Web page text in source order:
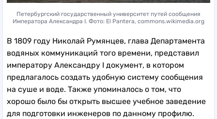
Петербургский государственный университет путей сообщения
Императора Александра I. Фото: El Pantera, commons.wikimedia.org
В 1809 году Николай Румянцев, глава Департамента
водяных коммуникаций того времени, представил
императору Александру I документ, в котором
предлагалось создать удобную систему сообщения
на суше и воде. Также упоминалось о том, что
хорошо было бы открыть высшее учебное заведение
для подготовки инженеров по данному профилю.